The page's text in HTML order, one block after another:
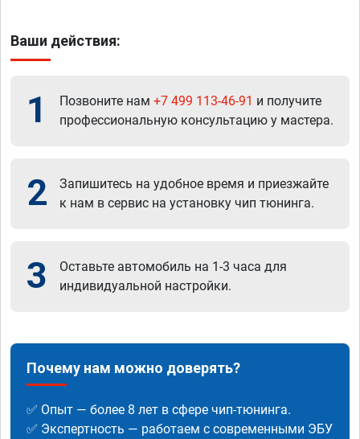
Ваши действия:
1 Позвоните нам +7 499 113-46-91 и получите
профессиональную консультацию у мастера.
2
Запишитесь на удобное время и приезжайте
к нам в сервис на установку чип тюнинга.
3
Оставьте автомобиль на 1-3 часа для
индивидуальной настройки.
Почему нам можно доверять?
✅ Опыт — более 8 лет в сфере чип-тюнинга.
✅ Экспертность — работаем с современными ЭБУ